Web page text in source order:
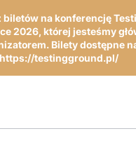
biletów na konferencję
2026, której jesteśmy
Bilety dostępne
https://testingground.pl/